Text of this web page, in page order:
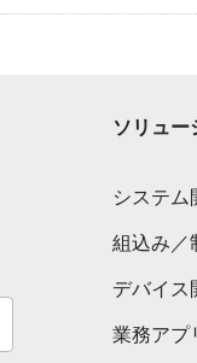
ソリュー
システム
組込み／
デバイス
業務アプ